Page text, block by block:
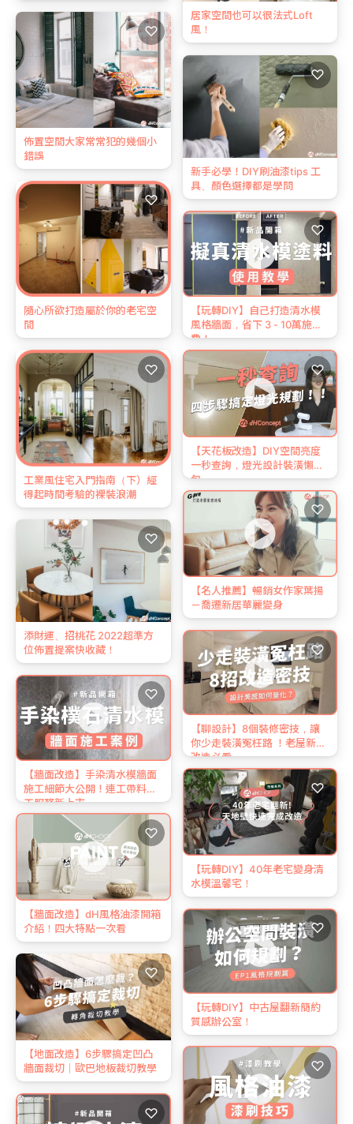
佈置空間大家常常犯的幾個小
錯誤
♡
隨心所欲打造屬於你的老宅空
間
♡
工業風住宅入門指南（下）經
得起時間考驗的裸裝浪潮
♡
居家空間也可以很法式Loft
風！
添財運、招桃花 2022超準方
位佈置提案快收藏！
♡
新手必學！DIY刷油漆tips 工
具、顏色選擇都是學問
♡
【牆面改造】手染清水模牆面
施工細節大公開！連工帶料施
工服務新上市
♡
【玩轉DIY】自己打造清水模
風格牆面，省下 3 - 10萬施工
費！
♡
【牆面改造】dH風格油漆開箱
介紹！四大特點一次看
♡
【天花板改造】DIY空間亮度
一秒查詢，燈光設計裝潢懶人
包
♡
【地面改造】6步驟搞定凹凸
牆面裁切｜歐巴地板裁切教學
♡
【名人推薦】暢銷女作家葉揚
－喬遷新居華麗變身
♡
♡
【聊設計】8個裝修密技，讓
你少走裝潢冤枉路 ！老屋新家
改造必看
♡
【玩轉DIY】40年老宅變身清
水模溫馨宅！
♡
【玩轉DIY】中古屋翻新簡約
質感辦公室！
♡
♡